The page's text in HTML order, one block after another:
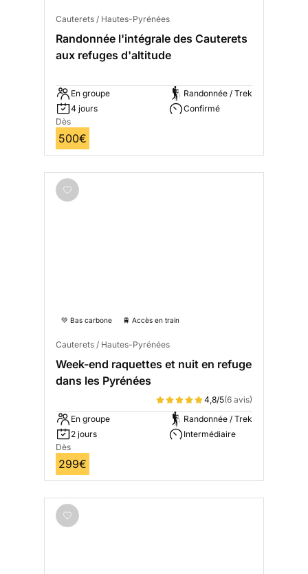
Cauterets / Hautes-Pyrénées
Randonnée l'intégrale des Cauterets
aux refuges d'altitude
En groupe
4 jours
Randonnée / Trek
Confirmé
Dès
500€
💚 Bas carbone 🚆 Accès en train
Cauterets / Hautes-Pyrénées
Week-end raquettes et nuit en refuge
dans les Pyrénées
4,8/5(6 avis)
En groupe
2 jours
Randonnée / Trek
Intermédiaire
Dès
299€